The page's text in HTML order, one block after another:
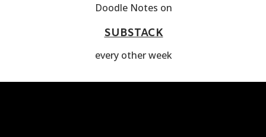
Doodle Notes on
SUBSTACK
every other week